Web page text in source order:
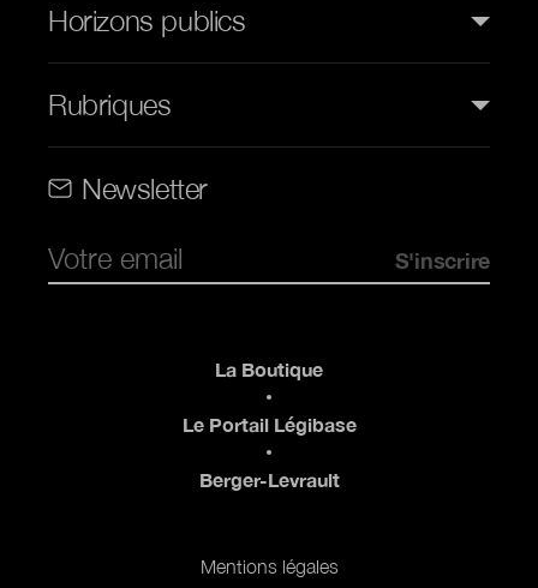
Horizons publics
Rubriques
Newsletter
La Boutique
Le Portail Légibase
Berger-Levrault
Mentions légales